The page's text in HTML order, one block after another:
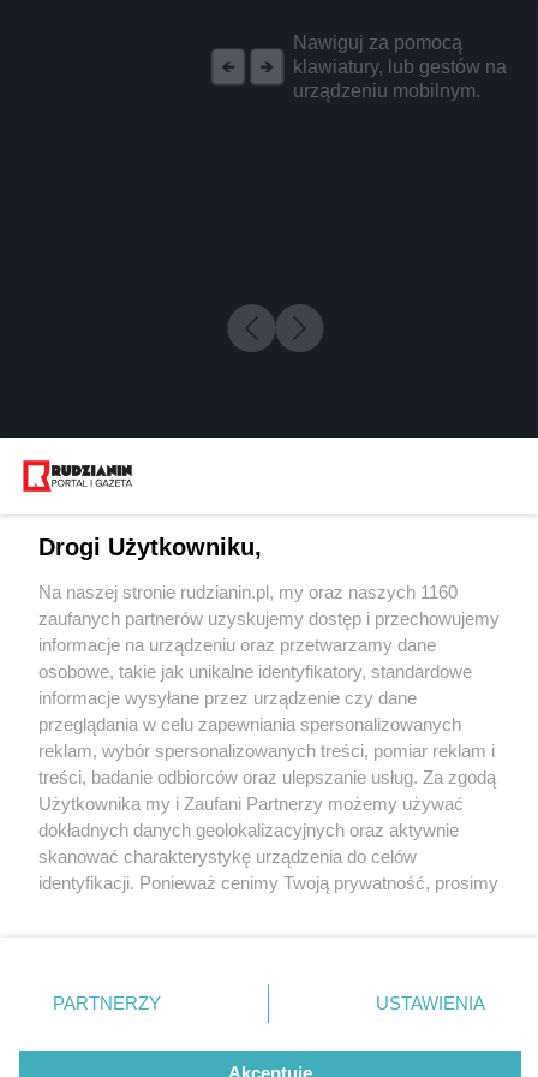
Nawiguj za pomocą
klawiatury, lub gestów na
urządzeniu mobilnym.
3 / 0
Wydawca mediów
Nie zapomnij
zapoznać się z:
polityką prywatności regulamin korzystania z portali
Twojemiasto
Piekary Śląskie
Chorzów
Tarnowskie Góry
Gliwice
Skontakuj sięz nami
Kontakt
Wydawca
Redakcja
Drogi Użytkowniku,
Na naszej stronie rudzianin.pl, my oraz naszych 1160
zaufanych partnerów uzyskujemy dostęp i przechowujemy
informacje na urządzeniu oraz przetwarzamy dane
osobowe, takie jak unikalne identyfikatory, standardowe
informacje wysyłane przez urządzenie czy dane
przeglądania w celu zapewniania spersonalizowanych
reklam, wybór spersonalizowanych treści, pomiar reklam i
treści, badanie odbiorców oraz ulepszanie usług. Za zgodą
Użytkownika my i Zaufani Partnerzy możemy używać
dokładnych danych geolokalizacyjnych oraz aktywnie
skanować charakterystykę urządzenia do celów
identyfikacji. Ponieważ cenimy Twoją prywatność, prosimy
prywatności znajdujący się w lewym dolnym rogu strony
. Niektóre rodzaje przetwarzania danych nie wymagają
zgody użytkownika, ale masz prawo sprzeciwić się
takiemu przetwarzaniu. Preferencje będą miały
PARTNERZY USTAWIENIA
Akceptuję